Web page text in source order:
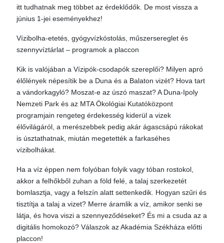
itt tudhatnak meg többet az érdeklődők. De most vissza a
június 1-jei eseményekhez!
Vízibolha-etetés, gyógyvízkóstolás, műszersereglet és
szennyvíztárlat – programok a placcon
Kik is valójában a Vízipók-csodapók szereplői? Milyen apró
élőlények népesítik be a Duna és a Balaton vizét? Hova tart
a vándorkagyló? Moszat-e az úszó maszat? A Duna-Ipoly
Nemzeti Park és az MTA Ökológiai Kutatóközpont
programjain rengeteg érdekesség kiderül a vizek
élővilágáról, a merészebbek pedig akár ágascsápú rákokat
is úsztathatnak, miután megetették a farkaséhes
vízibolhákat.
Ha a víz éppen nem folyóban folyik vagy tóban rostokol,
akkor a felhőkből zuhan a föld felé, a talaj szerkezetét
bomlasztja, vagy a felszín alatt settenkedik. Hogyan szűri és
tisztítja a talaj a vizet? Merre áramlik a víz, amikor senki se
látja, és hova viszi a szennyeződéseket? És mi a csuda az a
digitális homokozó? Válaszok az Akadémia Székháza előtti
placcon!